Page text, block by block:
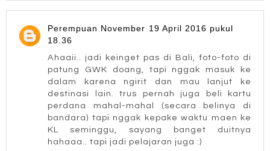
Perempuan November 19 April 2016 pukul
18.36
Ahaaii.. jadi keinget pas di Bali, foto-foto di
patung GWK doang, tapi nggak masuk ke
dalam karena ngirit dan mau lanjut ke
destinasi lain. trus pernah juga beli kartu
perdana mahal-mahal (secara belinya di
bandara) tapi nggak kepake waktu maen ke
KL seminggu, sayang banget duitnya
hahaaa.. tapi jadi pelajaran juga :)